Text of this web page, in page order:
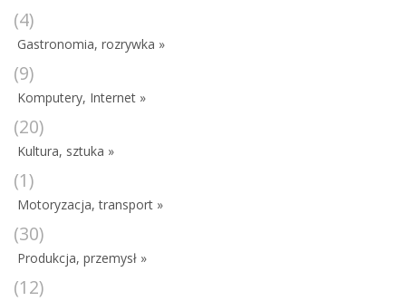
(4)
Gastronomia, rozrywka »
(9)
Komputery, Internet »
(20)
Kultura, sztuka »
(1)
Motoryzacja, transport »
(30)
Produkcja, przemysł »
(12)